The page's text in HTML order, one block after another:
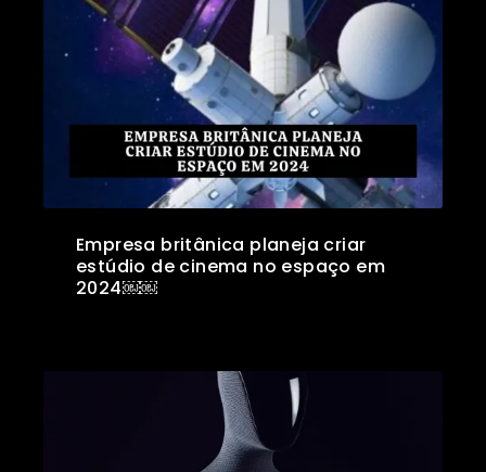
Empresa britânica planeja criar
estúdio de cinema no espaço em
2024￼￼